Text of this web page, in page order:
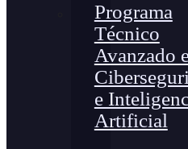
Programa
Técnico
Avanzado
e
Artificial